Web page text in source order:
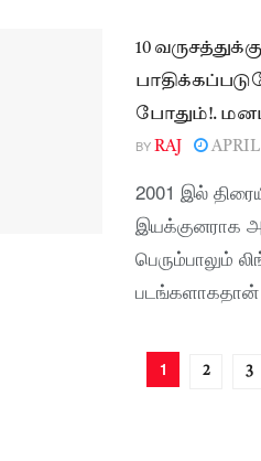
10
போதும்!. மனம்
BY RAJ
2001 இல்
இயக்குனராக
பெரும்பாலும்
1 2 3